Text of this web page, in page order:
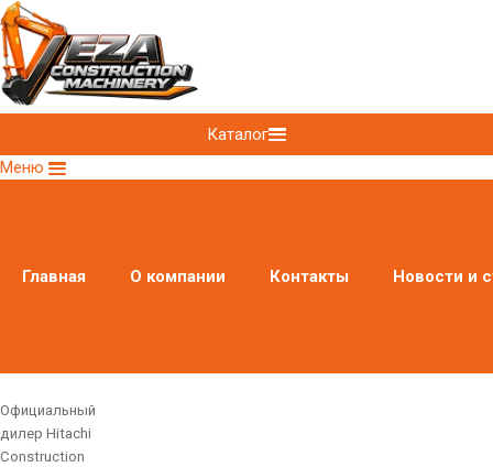
Каталог
Меню
Главная О компании Контакты Новости и
Официальный
дилер Hitachi
Construction